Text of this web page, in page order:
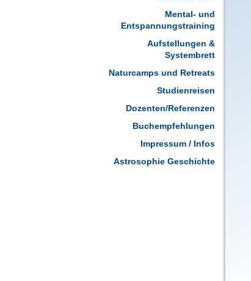
Mental- und
Entspannungstraining
Aufstellungen &
Systembrett
Naturcamps und Retreats
Studienreisen
Dozenten/Referenzen
Buchempfehlungen
Impressum / Infos
Astrosophie Geschichte